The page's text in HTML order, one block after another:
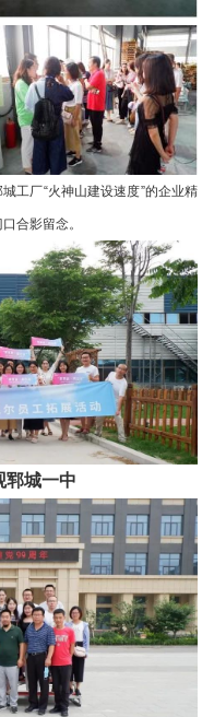
厂“火神山建设速度”的企业精
合影留念。
郓城一中